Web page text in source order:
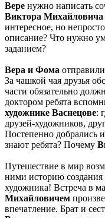
Вере нужно написать
Виктора Михайловича
интересное, но
описание? Что нужно
заданием?
Вера и Фома
За чашкой чая друзья
части обязательно
доктором ребята
художнике Васнецове:
друзей-художников,
Постепенно добрались
знают ребята? Почему
Путешествие в мир
ними историю создания
художника! Встреча в
Михайловичем
впечатление. Брат и